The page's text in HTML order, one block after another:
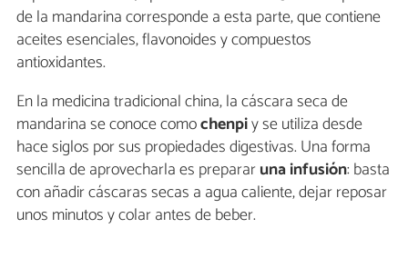
de la mandarina corresponde a esta parte, que contiene
aceites esenciales, flavonoides y compuestos
antioxidantes.
En la medicina tradicional china, la cáscara seca de
mandarina se conoce comochenpiy se utiliza desde
hace siglos por sus propiedades digestivas. Una forma
sencilla de aprovecharla es prepararuna infusión: basta
con añadir cáscaras secas a agua caliente, dejar reposar
unos minutos y colar antes de beber.